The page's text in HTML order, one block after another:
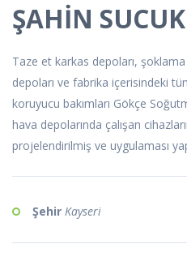
ŞAHİN
Taze et karkas depoları,
depoları ve fabrika içerisindeki
koruyucu bakımları Gökçe
hava depolarında çalışan
projelendirilmiş ve uygulaması
Şehir Kayseri